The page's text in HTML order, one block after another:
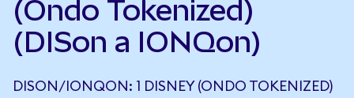
(Ondo Tokenized)
(DISon a IONQon)
DISON/IONQON: 1 DISNEY (ONDO TOKENIZED)